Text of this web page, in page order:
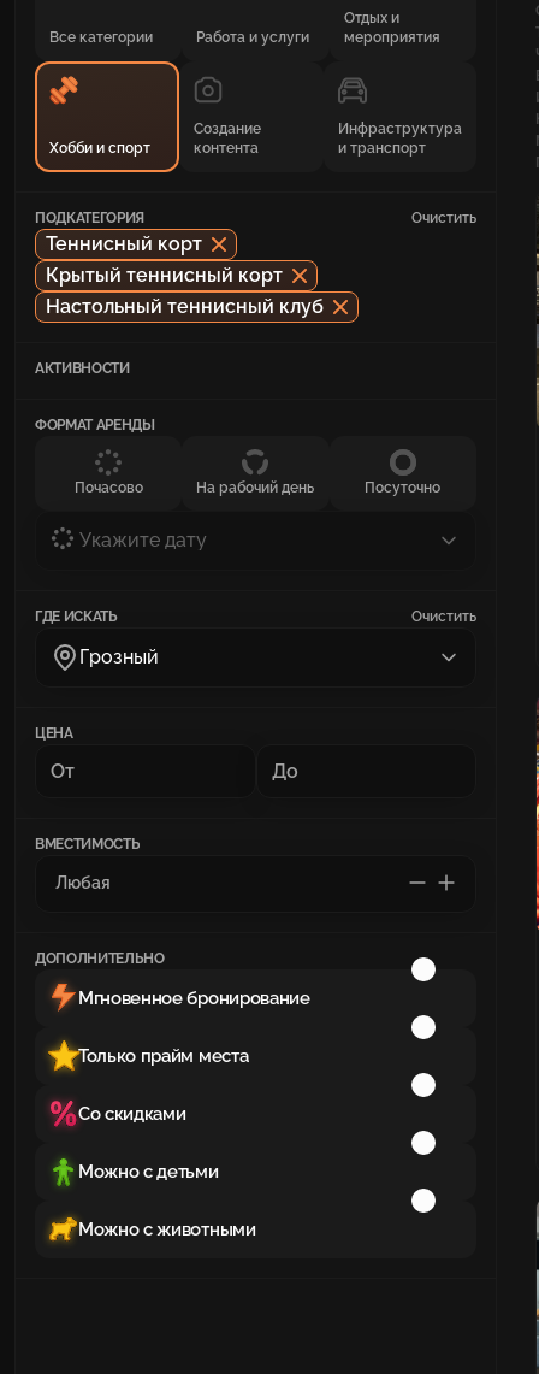
Все категории Работа и услуги
Отдых и
мероприятия
Хобби и спорт
Создание
контента
Инфраструктура
и транспорт
ПОДКАТЕГОРИЯ Очистить
Теннисный корт
Крытый теннисный корт
Настольный теннисный клуб
АКТИВНОСТИ
ФОРМАТ АРЕНДЫ
Почасово На рабочий день Посуточно
Укажите дату
ГДЕ ИСКАТЬ Очистить
Грозный
ЦЕНА
ВМЕСТИМОСТЬ
ДОПОЛНИТЕЛЬНО
Мгновенное бронирование
Только прайм места
Со скидками
Можно с детьми
Можно с животными